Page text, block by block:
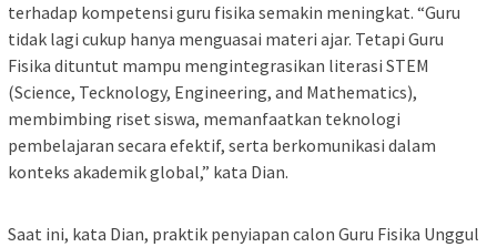
terhadap kompetensi guru fisika semakin meningkat. “Guru
tidak lagi cukup hanya menguasai materi ajar. Tetapi Guru
Fisika dituntut mampu mengintegrasikan literasi STEM
(Science, Tecknology, Engineering, and Mathematics),
membimbing riset siswa, memanfaatkan teknologi
pembelajaran secara efektif, serta berkomunikasi dalam
konteks akademik global,” kata Dian.
Saat ini, kata Dian, praktik penyiapan calon Guru Fisika Unggul